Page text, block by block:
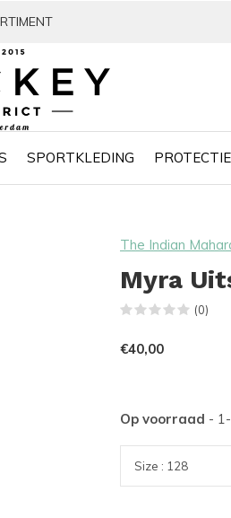
SPORTKLEDING PROTECTIE
The Indian
Myra
(0)
€40,00
Op voorraad -